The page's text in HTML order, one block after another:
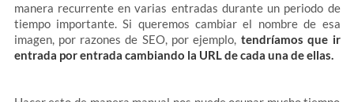
manera recurrente en varias entradas durante un periodo de
tiempo importante. Si queremos cambiar el nombre de esa
imagen, por razones de SEO, por ejemplo, tendríamos que ir
entrada por entrada cambiando la URL de cada una de ellas.